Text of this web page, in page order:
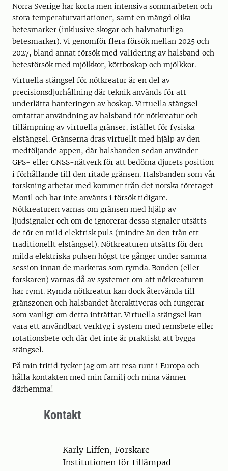
Norra Sverige har korta men intensiva sommarbeten och
stora temperaturvariationer, samt en mängd olika
betesmarker (inklusive skogar och halvnaturliga
betesmarker). Vi genomför flera försök mellan 2025 och
2027, bland annat försök med validering av halsband och
betesförsök med mjölkkor, köttboskap och mjölkkor.
Virtuella stängsel för nötkreatur är en del av
precisionsdjurhållning där teknik används för att
underlätta hanteringen av boskap. Virtuella stängsel
omfattar användning av halsband för nötkreatur och
tillämpning av virtuella gränser, istället för fysiska
elstängsel. Gränserna dras virtuellt med hjälp av den
medföljande appen, där halsbanden sedan använder
GPS- eller GNSS-nätverk för att bedöma djurets position
i förhållande till den ritade gränsen. Halsbanden som vår
forskning arbetar med kommer från det norska företaget
Monil och har inte använts i försök tidigare.
Nötkreaturen varnas om gränsen med hjälp av
ljudsignaler och om de ignorerar dessa signaler utsätts
de för en mild elektrisk puls (mindre än den från ett
traditionellt elstängsel). Nötkreaturen utsätts för den
milda elektriska pulsen högst tre gånger under samma
session innan de markeras som rymda. Bonden (eller
forskaren) varnas då av systemet om att nötkreaturen
har rymt. Rymda nötkreatur kan dock återvända till
gränszonen och halsbandet återaktiveras och fungerar
som vanligt om detta inträffar. Virtuella stängsel kan
vara ett användbart verktyg i system med remsbete eller
rotationsbete och där det inte är praktiskt att bygga
stängsel.
På min fritid tycker jag om att resa runt i Europa och
hålla kontakten med min familj och mina vänner
därhemma!
Kontakt
PersonKarly Liffen, Forskare
Institutionen för tillämpad